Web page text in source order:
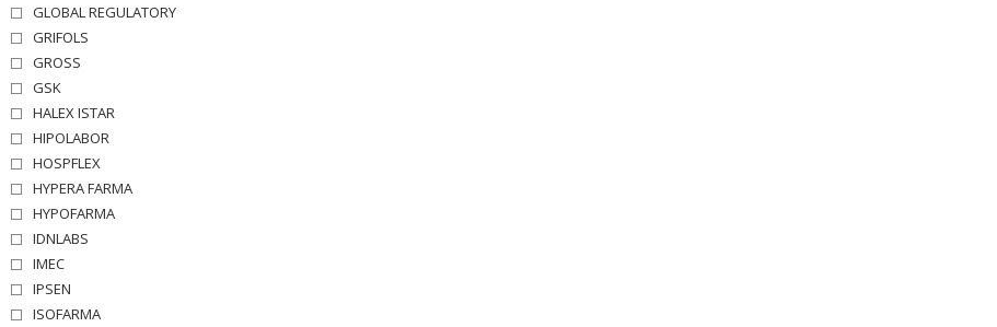
GLOBAL REGULATORY
GRIFOLS
GROSS
GSK
HALEX ISTAR
HIPOLABOR
HOSPFLEX
HYPERA FARMA
HYPOFARMA
IDNLABS
IMEC
IPSEN
ISOFARMA